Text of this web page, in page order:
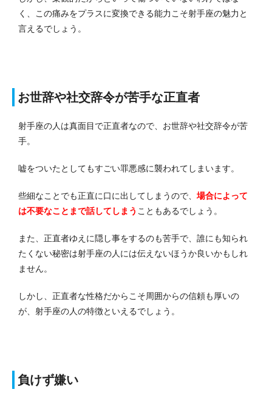
く、この痛みをプラスに変換できる能力こそ射手座の魅力と
言えるでしょう。
お世辞や社交辞令が苦手な正直者
射手座の人は真面目で正直者なので、お世辞や社交辞令が苦
手。
嘘をついたとしてもすごい罪悪感に襲われてしまいます。
些細なことでも正直に口に出してしまうので、 場合によって
は不要なことまで話してしまう こともあるでしょう。
また、正直者ゆえに隠し事をするのも苦手で、誰にも知られ
たくない秘密は射手座の人には伝えないほうか良いかもしれ
ません。
しかし、正直者な性格だからこそ周囲からの信頼も厚いの
が、射手座の人の特徴といえるでしょう。
負けず嫌い